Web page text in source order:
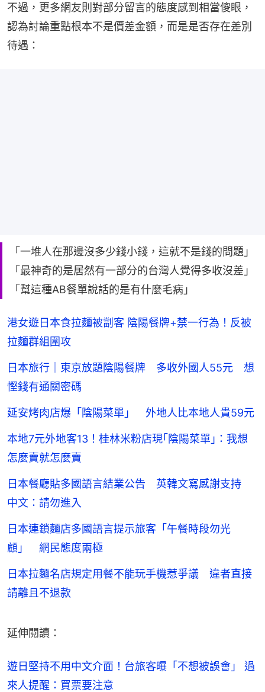
不過，更多網友則對部分留言的態度感到相當傻眼，
認為討論重點根本不是價差金額，而是是否存在差別
待遇：
「一堆人在那邊沒多少錢小錢，這就不是錢的問題」
「最神奇的是居然有一部分的台灣人覺得多收沒差」
「幫這種AB餐單說話的是有什麼毛病」
港女遊日本食拉麵被劏客 陰陽餐牌+禁一行為！反被
拉麵群組圍攻
日本旅行｜東京放題陰陽餐牌 多收外國人55元 想
慳錢有通關密碼
延安烤肉店爆「陰陽菜單」 外地人比本地人貴59元
本地7元外地客13！桂林米粉店現｢陰陽菜單｣：我想
怎麼賣就怎麼賣
日本餐廳貼多國語言結業公告 英韓文寫感謝支持
中文：請勿進入
日本連鎖麵店多國語言提示旅客「午餐時段勿光
顧」 網民態度兩極
日本拉麵名店規定用餐不能玩手機惹爭議 違者直接
請離且不退款
延伸閱讀：
遊日堅持不用中文介面！台旅客曝「不想被誤會」 過
來人提醒：買票要注意